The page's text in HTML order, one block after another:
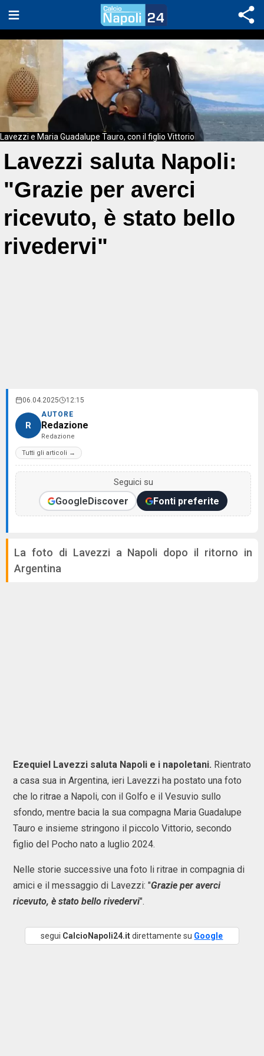
Lavezzi e Maria Guadalupe Tauro, con il figlio Vittorio
Lavezzi saluta Napoli:
"Grazie per averci
ricevuto, è stato bello
rivedervi"
06.04.2025 12:15
R
AUTORE
Redazione
Redazione
Tutti gli articoli →
Seguici su
GoogleDiscover Fonti preferite
La foto di Lavezzi a Napoli dopo il ritorno in
Argentina
Ezequiel Lavezzi saluta Napoli e i napoletani. Rientrato
a casa sua in Argentina, ieri Lavezzi ha postato una foto
che lo ritrae a Napoli, con il Golfo e il Vesuvio sullo
sfondo, mentre bacia la sua compagna Maria Guadalupe
Tauro e insieme stringono il piccolo Vittorio, secondo
figlio del Pocho nato a luglio 2024.
Nelle storie successive una foto li ritrae in compagnia di
amici e il messaggio di Lavezzi: "Grazie per averci
ricevuto, è stato bello rivedervi".
segui CalcioNapoli24.itdirettamente su Google